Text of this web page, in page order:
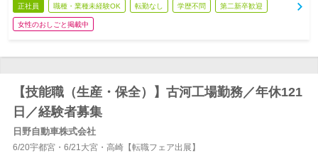
正社員 職種・業種未経験OK 転勤なし 学歴不問 第二新卒歓迎
女性のおしごと掲載中
【技能職（生産・保全）】古河工場勤務／年休121
日／経験者募集
日野自動車株式会社
6/20宇都宮・6/21大宮・高崎【転職フェア出展】